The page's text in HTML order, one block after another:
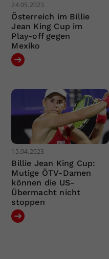
24.05.2023
Österreich im Billie
Jean King Cup im
Play-off gegen
Mexiko
15.04.2023
Billie Jean King Cup:
Mutige ÖTV-Damen
können die US-
Übermacht nicht
stoppen